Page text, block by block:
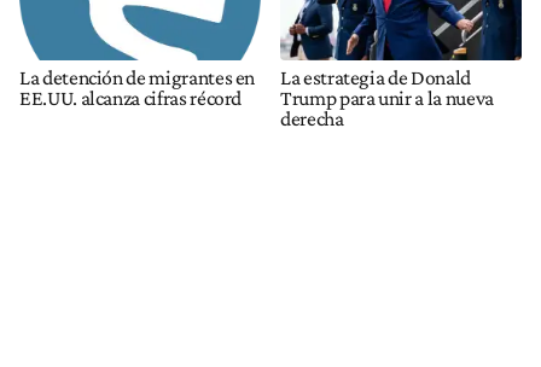
La detención de migrantes en
EE.UU. alcanza cifras récord
La estrategia de Donald
Trump para unir a la nueva
derecha